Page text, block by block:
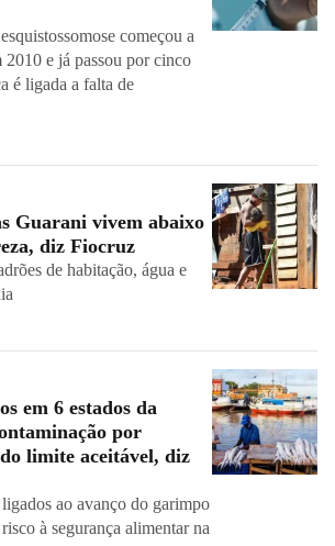
começou a
2010 e já passou por cinco
é ligada a falta de
Guarani vivem abaixo
diz Fiocruz
de habitação, água e
em 6 estados da
por
limite aceitável, diz
ao avanço do garimpo
à segurança alimentar na